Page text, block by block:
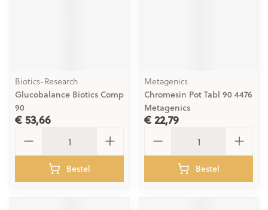
Biotics-Research
Glucobalance Biotics Comp
90
€ 53,66
Bestel
Metagenics
Chromesin Pot Tabl 90 4476
Metagenics
€ 22,79
Bestel